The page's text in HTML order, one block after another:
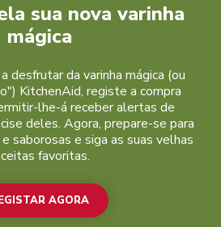
sua nova varinha
mágica
desfrutar da varinha mágica (ou
KitchenAid, registe a compra
lhe-á receber alertas de
deles. Agora, prepare-se para
saborosas e siga as suas velhas
favoritas.
AGORA